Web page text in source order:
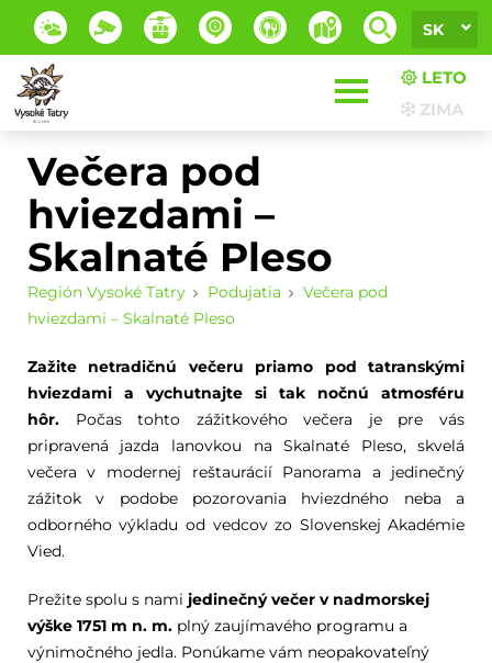
SK
LETO
ZIMA
Večera pod
hviezdami –
Skalnaté Pleso
Región Vysoké Tatry Podujatia
Večera pod
hviezdami – Skalnaté Pleso
Zažite netradičnú večeru priamo pod tatranskými
hviezdami a vychutnajte si tak nočnú atmosféru
hôr.Počas tohto zážitkového večera je pre vás
pripravená jazda lanovkou na Skalnaté Pleso, skvelá
večera v modernej reštaurácií Panorama a jedinečný
zážitok v podobe pozorovania hviezdného neba a
odborného výkladu od vedcov zo Slovenskej Akadémie
Vied.
Prežite spolu s nami jedinečný večer v nadmorskej
výške 1751 m n. m.plný zaujímavého programu a
výnimočného jedla. Ponúkame vám neopakovateľný